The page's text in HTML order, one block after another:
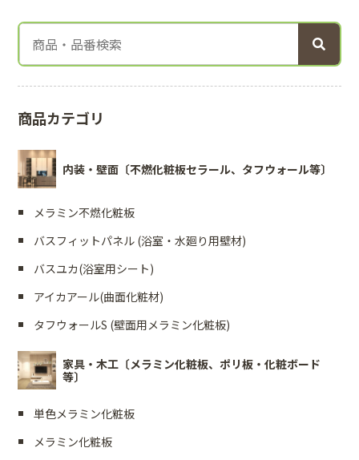
商品カテゴリ
内装・壁面〔不燃化粧板セラール、タフウォール等〕
メラミン不燃化粧板
バスフィットパネル (浴室・水廻り用壁材)
バスユカ(浴室用シート)
アイカアール(曲面化粧材)
タフウォールS (壁面用メラミン化粧板)
家具・木工〔メラミン化粧板、ポリ板・化粧ボード
等〕
単色メラミン化粧板
メラミン化粧板